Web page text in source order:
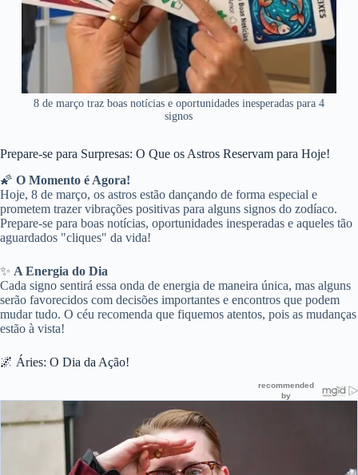
8 de março traz boas notícias e oportunidades inesperadas para 4
signos
Prepare-se para Surpresas: O Que os Astros Reservam para Hoje!
🌠 O Momento é Agora!
Hoje, 8 de março, os astros estão dançando de forma especial e
prometem trazer vibrações positivas para alguns signos do zodíaco.
Prepare-se para boas notícias, oportunidades inesperadas e aqueles tão
aguardados "cliques" da vida!
✨ A Energia do Dia
Cada signo sentirá essa onda de energia de maneira única, mas alguns
serão favorecidos com decisões importantes e encontros que podem
mudar tudo. O céu recomenda que fiquemos atentos, pois as mudanças
estão à vista!
🌌 Áries: O Dia da Ação!